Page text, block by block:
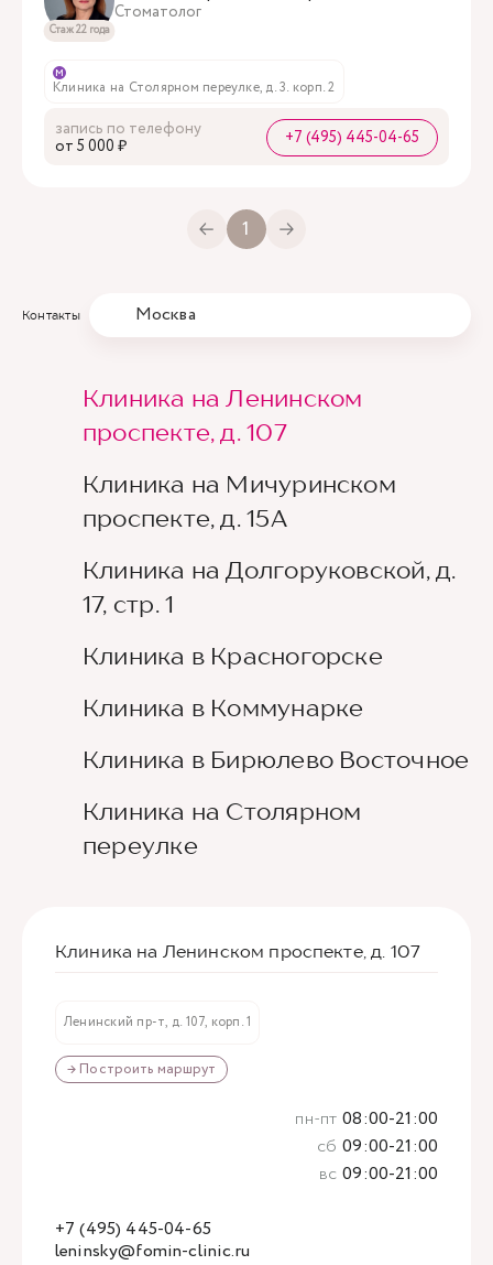
Стаж 22 года
Стоматолог
м
Клиника на Столярном переулке, д. 3. корп. 2
запись по телефону
oт 5 000 ₽
+7 (495) 445-04-65
1
Контакты Москва
Клиника на Ленинском
проспекте, д. 107
Клиника на Мичуринском
проспекте, д. 15А
Клиника на Долгоруковской, д.
17, стр. 1
Клиника в Красногорске
Клиника в Коммунарке
Клиника в Бирюлево Восточное
Клиника на Столярном
переулке
Клиника на Ленинском проспекте, д. 107
Ленинский пр-т, д. 107, корп. 1
→ Построить маршрут
leninsky@fomin-clinic.ru
+7 (495) 445-04-65
пн-пт 08:00-21:00
сб 09:00-21:00
вс 09:00-21:00